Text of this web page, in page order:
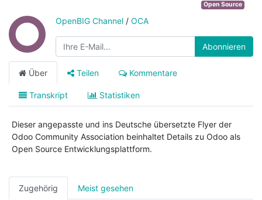
Open Source
OpenBIG Channel / OCA
Abonnieren
Über Teilen Kommentare
Transkript Statistiken
Dieser angepasste und ins Deutsche übersetzte Flyer der
Odoo Community Association beinhaltet Details zu Odoo als
Open Source Entwicklungsplattform.
Zugehörig Meist gesehen